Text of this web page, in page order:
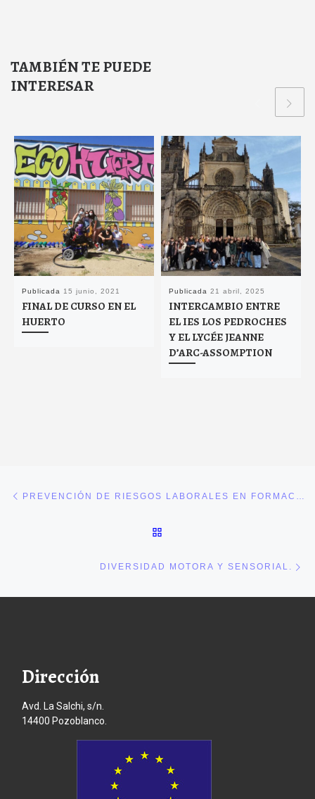
TAMBIÉN TE PUEDE
INTERESAR
Publicada 15 junio, 2021
FINAL DE CURSO EN EL
HUERTO
Publicada 21 abril, 2025
INTERCAMBIO ENTRE
EL IES LOS PEDROCHES
Y EL LYCÉE JEANNE
D’ARC-ASSOMPTION
Navegación de entradas
DIVERSIDAD MOTORA Y SENSORIAL.
Dirección
Avd. La Salchi, s/n.
14400 Pozoblanco.